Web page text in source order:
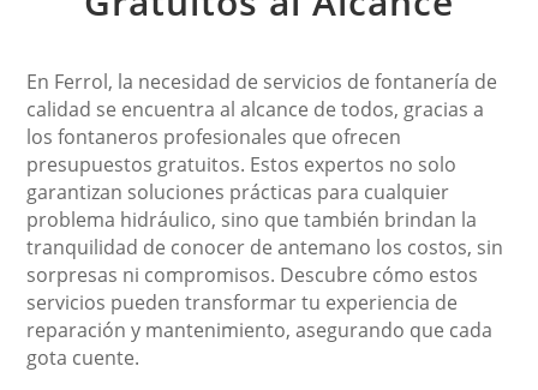
En Ferrol, la necesidad de servicios de fontanería de
calidad se encuentra al alcance de todos, gracias a
los fontaneros profesionales que ofrecen
presupuestos gratuitos. Estos expertos no solo
garantizan soluciones prácticas para cualquier
problema hidráulico, sino que también brindan la
tranquilidad de conocer de antemano los costos, sin
sorpresas ni compromisos. Descubre cómo estos
servicios pueden transformar tu experiencia de
reparación y mantenimiento, asegurando que cada
gota cuente.